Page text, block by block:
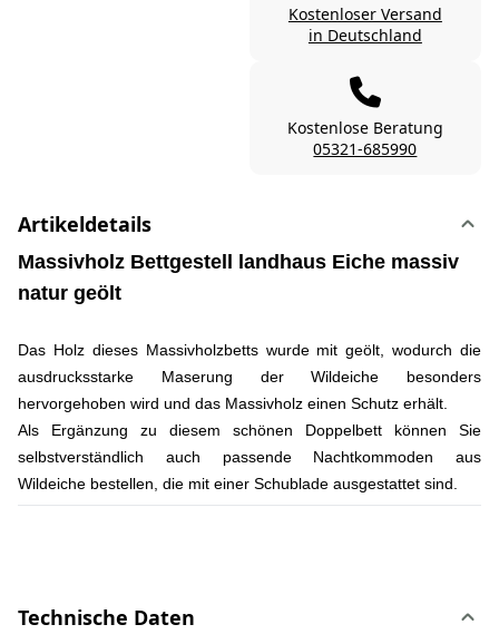
Kostenloser Versand
in Deutschland
Kostenlose Beratung
05321-685990
Artikeldetails
Massivholz Bettgestell landhaus Eiche massiv
natur geölt
Das Holz dieses Massivholzbetts wurde mit geölt, wodurch die
ausdrucksstarke Maserung der Wildeiche besonders
hervorgehoben wird und das Massivholz einen Schutz erhält.
Als Ergänzung zu diesem schönen Doppelbett können Sie
selbstverständlich auch passende Nachtkommoden aus
Wildeiche bestellen, die mit einer Schublade ausgestattet sind.
Technische Daten